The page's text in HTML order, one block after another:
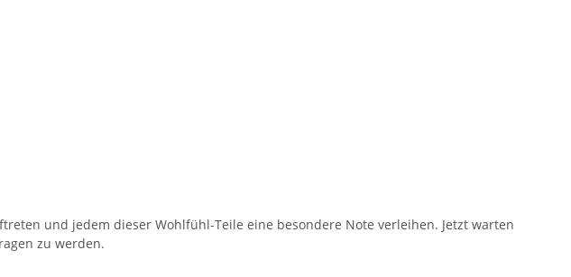
und jedem dieser Wohlfühl-Teile eine besondere Note verleihen. Jetzt warten
zu werden.